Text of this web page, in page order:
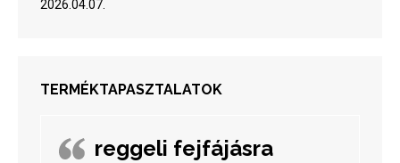
2026.04.07.
TERMÉKTAPASZTALATOK
reggeli fejfájásra